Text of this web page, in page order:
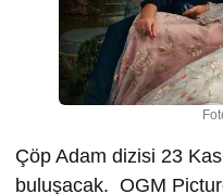
Çöp Adam dizisi 23
buluşacak. OGM